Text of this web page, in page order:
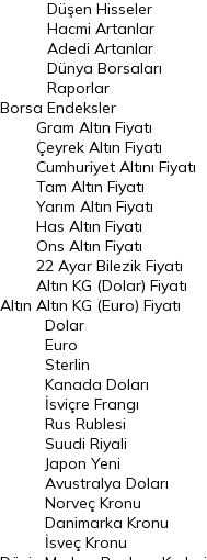
Hacmi Artanlar
Geçmiş Kapanışlar
Dünya Borsaları
Raporlar
Endeksler
DÖVİZ
Döviz Kuru
Dolar Kuru
Euro Kuru
Pound Kuru
Frank Kuru
Riyal Kuru
Avustralya Doları
Danimarka Kronu Kuru
Kanada Doları Kuru
Borsa
Düşen Hisseler
Hacmi Artanlar
Adedi Artanlar
Dünya Borsaları
Raporlar
Endeksler
Altın
Gram Altın Fiyatı
Çeyrek Altın Fiyatı
Cumhuriyet Altını Fiyatı
Tam Altın Fiyatı
Yarım Altın Fiyatı
Has Altın Fiyatı
Ons Altın Fiyatı
22 Ayar Bilezik Fiyatı
Altın KG (Dolar) Fiyatı
Altın KG (Euro) Fiyatı
Dolar
Euro
Sterlin
Kanada Doları
İsviçre Frangı
Rus Rublesi
Suudi Riyali
Japon Yeni
Avustralya Doları
Norveç Kronu
Danimarka Kronu
İsveç Kronu